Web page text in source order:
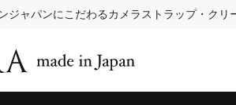
ジャパンにこだわるカメラストラップ・クリ